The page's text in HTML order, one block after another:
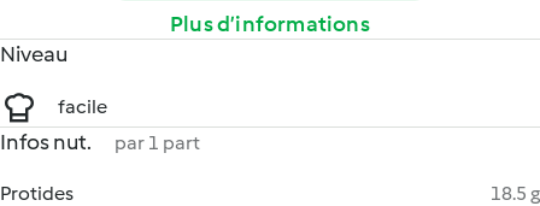
Plus d’informations
Niveau
facile
Infos nut. par 1 part
Protides
18.5 g